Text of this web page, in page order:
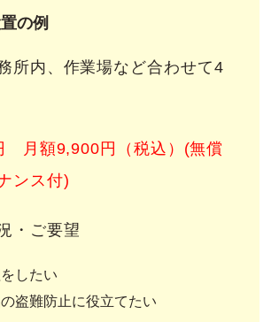
の例
所内、作業場など合わせて4
月額9,900円（税込）(無償
ンス付)
・ご要望
したい
盗難防止に役立てたい